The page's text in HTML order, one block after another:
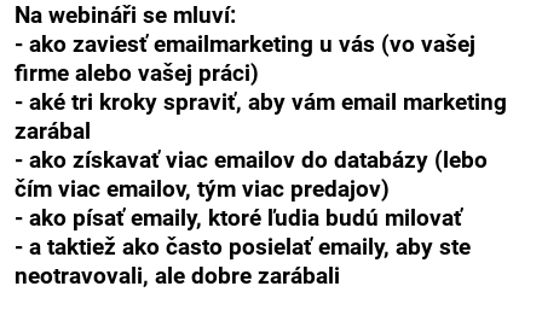
Na webináři se mluví:
- ako zaviesť emailmarketing u vás (vo vašej
firme alebo vašej práci)
- aké tri kroky spraviť, aby vám email marketing
zarábal
- ako získavať viac emailov do databázy (lebo
čím viac emailov, tým viac predajov)
- ako písať emaily, ktoré ľudia budú milovať
- a taktiež ako často posielať emaily, aby ste
neotravovali, ale dobre zarábali